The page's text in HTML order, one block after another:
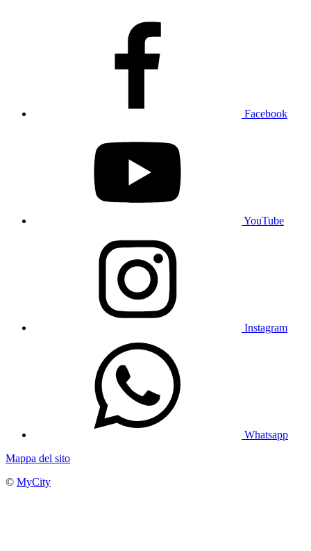
Facebook
YouTube
Instagram
Whatsapp
Mappa del sito
© MyCity